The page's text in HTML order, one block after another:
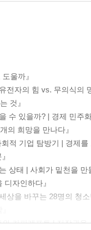
울까』
전자의 힘 vs. 무의식의
것』
수 있을까? | 경제 민주
의 희망을 만나다』
적 기업 탐방기 | 경제를
상태 | 사회가 밑천을 만
자인하다』
상을 바꾸는 28명의 청
카피레프트 | 저작권